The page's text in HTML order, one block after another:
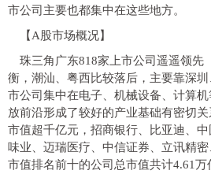
市公司主要也都集中在这些地方。
【A股市场概况】
珠三角广东818家上市公司遥遥领先
衡，潮汕、粤西比较落后，主要靠深
市公司集中在电子、机械设备、计算
放前沿形成了较好的产业基础有密切
市值超千亿元，招商银行、比亚迪、
味业、迈瑞医疗、中信证券、立讯精
市值排名前十的公司总市值共计4.61